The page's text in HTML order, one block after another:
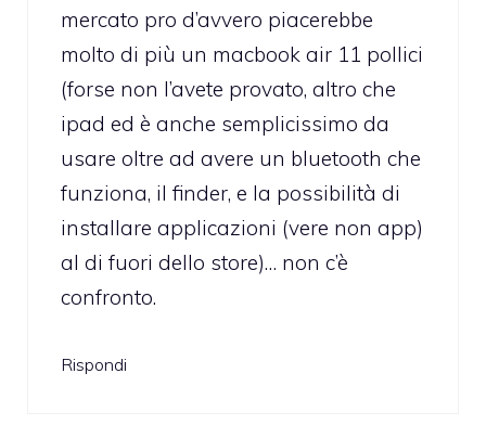
mercato pro d’avvero piacerebbe
molto di più un macbook air 11 pollici
(forse non l’avete provato, altro che
ipad ed è anche semplicissimo da
usare oltre ad avere un bluetooth che
funziona, il finder, e la possibilità di
installare applicazioni (vere non app)
al di fuori dello store)… non c’è
confronto.
Rispondi